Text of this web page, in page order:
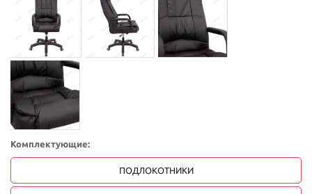
Комплектующие:
ПОДЛОКОТНИКИ